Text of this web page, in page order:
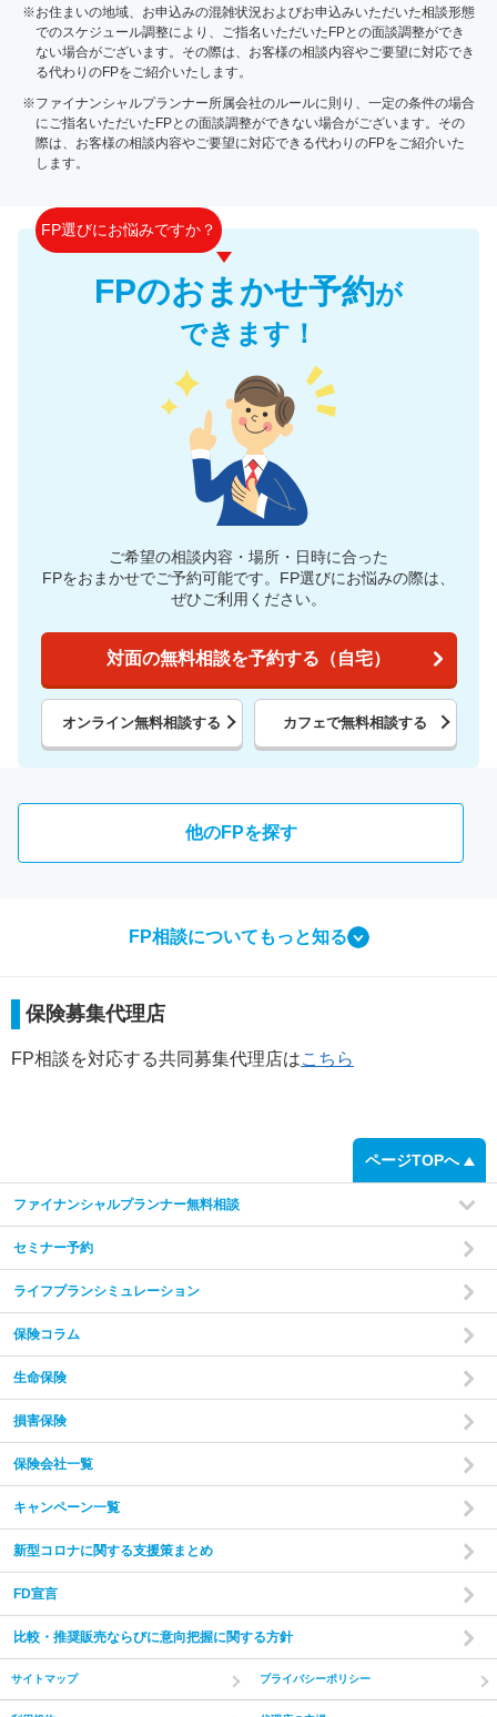
※お住まいの地域、お申込みの混雑状況およびお申込みいただいた相談形態
でのスケジュール調整により、ご指名いただいたFPとの面談調整ができ
ない場合がございます。その際は、お客様の相談内容やご要望に対応でき
る代わりのFPをご紹介いたします。
※ファイナンシャルプランナー所属会社のルールに則り、一定の条件の場合
にご指名いただいたFPとの面談調整ができない場合がございます。その
際は、お客様の相談内容やご要望に対応できる代わりのFPをご紹介いた
します。
FP選びにお悩みですか？
FPのおまかせ予約が
できます！
ご希望の相談内容・場所・日時に合った
FPをおまかせでご予約可能です。 FP選びにお悩みの際は、
ぜひご利用ください。
対面の無料相談を予約する（自宅）
オンライン無料相談する カフェで無料相談する
他のFPを探す
FP相談についてもっと知る
相談ってなにをするの？
FP相談で行う3つのこと
あなたやご家族の状況やご希望をお伺いいたします。
の収入・支出・貯蓄の状況から、家計のバランスを把握し
た上で診断を行います。
step
2
保険募集代理店
FP相談を対応する共同募集代理店はこちら
ページTOPへ
ファイナンシャルプランナー無料相談
セミナー予約
ライフプランシミュレーション
保険コラム
生命保険
損害保険
保険会社一覧
キャンペーン一覧
新型コロナに関する支援策まとめ
FD宣言
比較・推奨販売ならびに意向把握に関する方針
サイトマップ プライバシーポリシー